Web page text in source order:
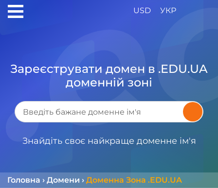
USD УКР
Зареєструвати домен в .EDU.UA
доменній зоні
Знайдіть своє найкраще доменне ім'я
Головна › Домени › Доменна Зона .EDU.UA